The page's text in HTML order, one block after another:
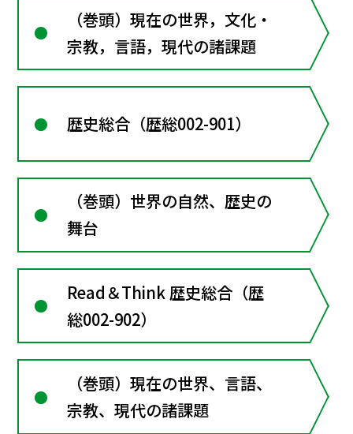
（巻頭）現在の世界，文化・
宗教，言語，現代の諸課題
歴史総合（歴総002-901）
（巻頭）世界の自然、歴史の
舞台
Read＆Think 歴史総合（歴
総002-902）
（巻頭）現在の世界、言語、
宗教、現代の諸課題